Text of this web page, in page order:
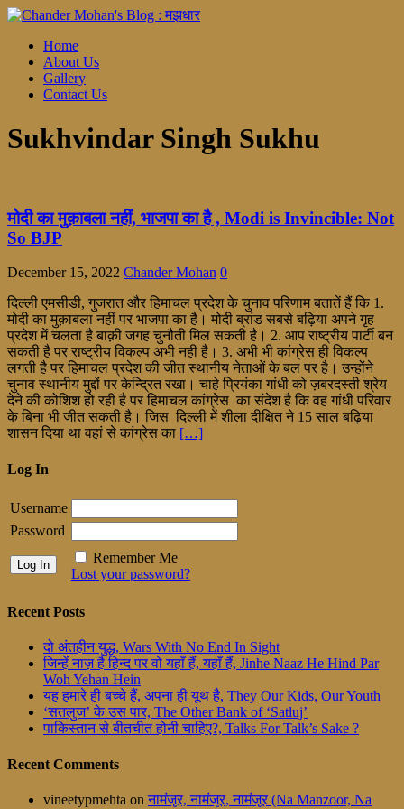
Home
About Us
Gallery
Contact Us
Sukhvindar Singh Sukhu
मोदी का मुक़ाबला नहीं, भाजपा का है , Modi is Invincible: Not
So BJP
December 15, 2022 Chander Mohan 0
दिल्ली एमसीडी, गुजरात और हिमाचल प्रदेश के चुनाव परिणाम बतातें हैं कि 1.
मोदी का मुक़ाबला नहीं पर भाजपा का है। मोदी ब्रांड सबसे बढ़िया अपने गृह
प्रदेश में चलता है बाक़ी जगह चुनौती मिल सकती है। 2. आप राष्ट्रीय पार्टी बन
सकती है पर राष्ट्रीय विकल्प अभी नही है। 3. अभी भी कांग्रेस ही विकल्प
लगती है पर हिमाचल प्रदेश की जीत स्थानीय नेताओं के बल पर है। उन्होंने
चुनाव स्थानीय मुद्दों पर केन्द्रित रखा। चाहे प्रियंका गांधी को ज़बरदस्ती श्रेय
देने की कोशिश हो रही है पर हिमाचल कांग्रेस का संदेश है कि वह गांधी परिवार
के बिना भी जीत सकती है। जिस दिल्ली में शीला दीक्षित ने 15 साल बढ़िया
शासन दिया था वहां से कांग्रेस का […]
Log In
Username
Password
Remember Me
Lost your password?
Recent Posts
दो अंतहीन युद्ध, Wars With No End In Sight
जिन्हें नाज़ है हिन्द पर वो यहाँ हैं, यहाँ हैं, Jinhe Naaz He Hind Par
Woh Yehan Hein
यह हमारे ही बच्चे हैं, अपना ही यूथ है, They Our Kids, Our Youth
‘सतलुज’ के उस पार, The Other Bank of ‘Satluj’
पाकिस्तान से बीतचीत होनी चाहिए?, Talks For Talk’s Sake ?
Recent Comments
vineetypmehta on नामंजूर, नामंजूर, नामंजूर (Na Manzoor, Na